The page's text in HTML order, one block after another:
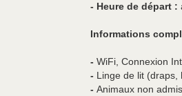
- Heure de départ :
Informations
- WiFi, Connexion
- Linge de lit (draps,
- Animaux non admis.